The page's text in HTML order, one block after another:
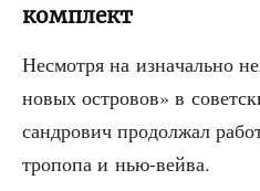
комплект
Несмот­ря на изна­чаль­но
но­вых ост­ро­вов» в
сан­дро­вич про­дол­жал
тро­по­па и нью-вейва.